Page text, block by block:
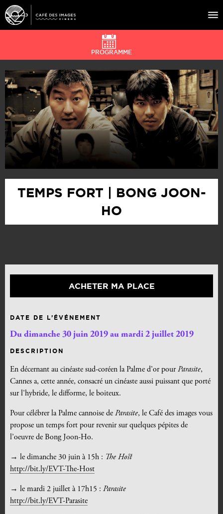
À L’AFFICHE
ÉVÉNEMENTS
CAFÉ DU CINÉ
PRATIQUE
ÉDUCATION AUX IMAGES
PROGRAMME
TEMPS FORT | BONG JOON-
HO
ACHETER MA PLACE
DATE DE L’ÉVÉNEMENT
Du dimanche 30 juin 2019 au mardi 2 juillet 2019
DESCRIPTION
En décernant au cinéaste sud-coréen la Palme d’or pourParasite,
Cannes a, cette année, consacré un cinéaste aussi puissant que porté
sur l’hybride, le difforme, le boiteux.
Pour célébrer la Palme cannoise de Parasite, le Café des images vous
propose un temps fort pour revenir sur quelques pépites de
l’oeuvre de Bong Joon-Ho.
→ le dimanche 30 juin à 15h : The Host
http://bit.ly/EVT-The-Host
→ le mardi 2 juillet à 17h15 : Parasite
http://bit.ly/EVT-Parasite